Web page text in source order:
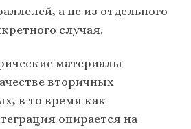
а не из отдельного
случая.
материалы
вторичных
в то время как
опирается на